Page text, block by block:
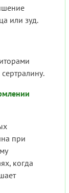
или зуд.
при
когда